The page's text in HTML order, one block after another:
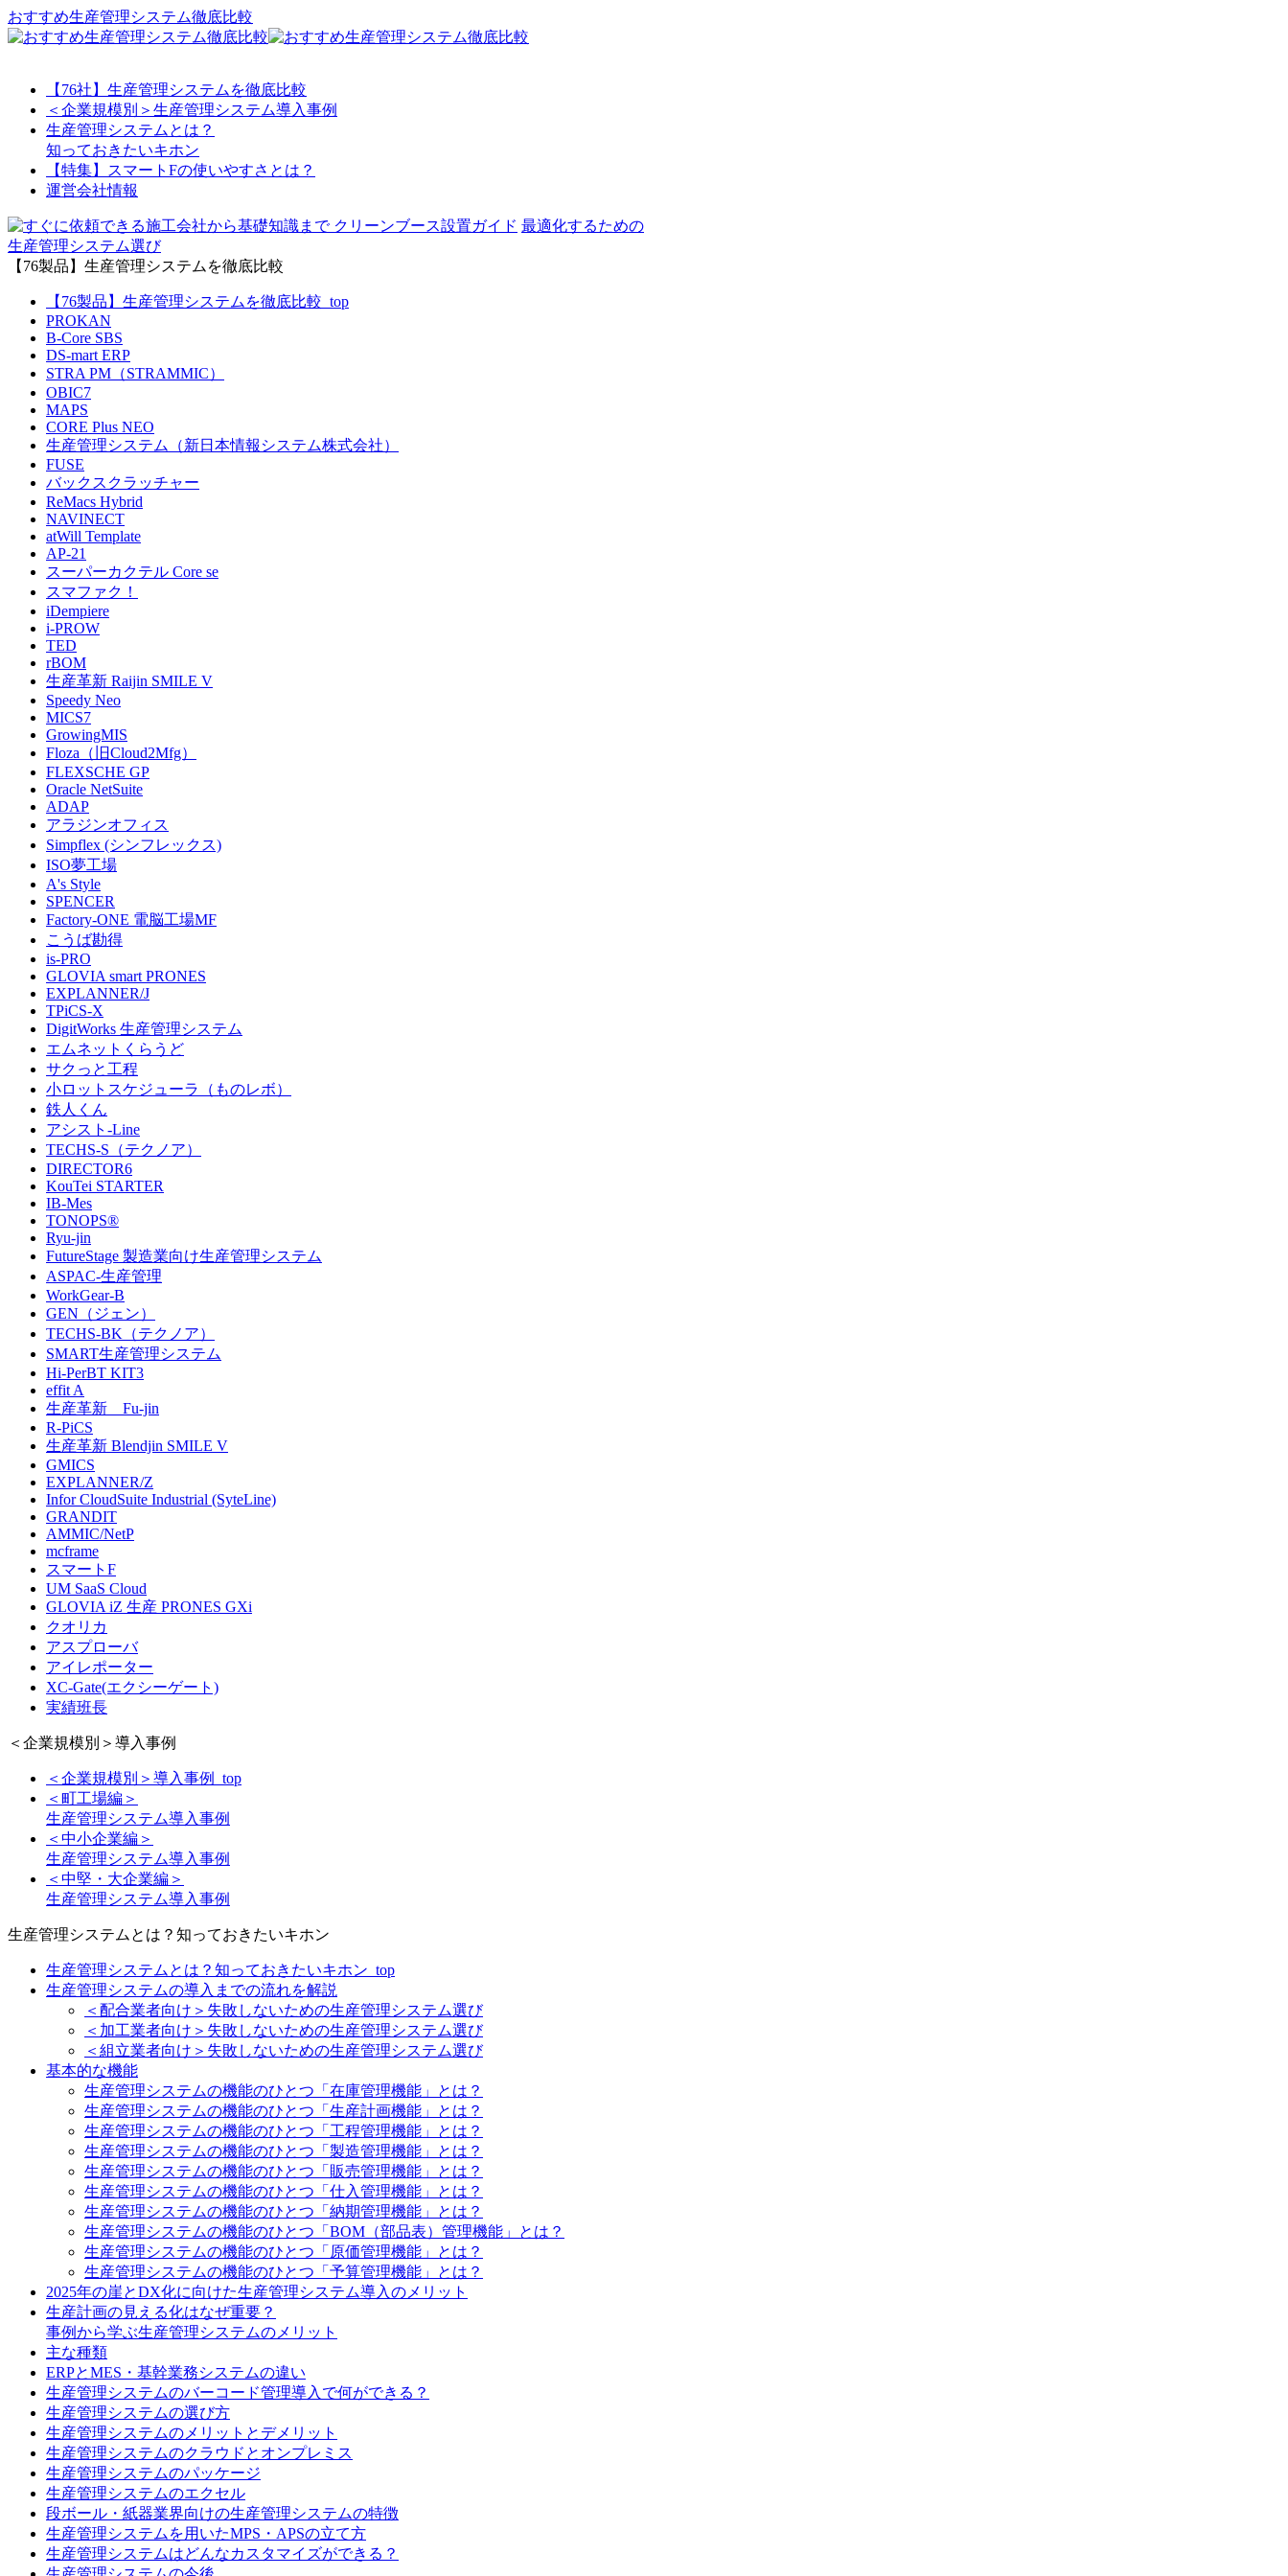
おすすめ生産管理システム徹底比較
【76社】生産管理システムを徹底比較
＜企業規模別＞生産管理システム導入事例
生産管理システムとは？
知っておきたいキホン
【特集】スマートFの使いやすさとは？
運営会社情報
最適化するための
生産管理システム選び
【76製品】生産管理システムを徹底比較
【76製品】生産管理システムを徹底比較_top
PROKAN
B-Core SBS
DS-mart ERP
STRA PM（STRAMMIC）
OBIC7
MAPS
CORE Plus NEO
生産管理システム（新日本情報システム株式会社）
FUSE
バックスクラッチャー
ReMacs Hybrid
NAVINECT
atWill Template
AP-21
スーパーカクテル Core se
スマファク！
iDempiere
i-PROW
TED
rBOM
生産革新 Raijin SMILE V
Speedy Neo
MICS7
GrowingMIS
Floza（旧Cloud2Mfg）
FLEXSCHE GP
Oracle NetSuite
ADAP
アラジンオフィス
Simpflex (シンフレックス)
ISO夢工場
A's Style
SPENCER
Factory-ONE 電脳工場MF
こうば勘得
is-PRO
GLOVIA smart PRONES
EXPLANNER/J
TPiCS-X
DigitWorks 生産管理システム
エムネットくらうど
サクっと工程
小ロットスケジューラ（ものレボ）
鉄人くん
アシスト-Line
TECHS-S（テクノア）
DIRECTOR6
KouTei STARTER
IB-Mes
TONOPS®
Ryu-jin
FutureStage 製造業向け生産管理システム
ASPAC-生産管理
WorkGear-B
GEN（ジェン）
TECHS-BK（テクノア）
SMART生産管理システム
Hi-PerBT KIT3
effit A
生産革新 Fu-jin
R-PiCS
生産革新 Blendjin SMILE V
GMICS
EXPLANNER/Z
Infor CloudSuite Industrial (SyteLine)
GRANDIT
AMMIC/NetP
mcframe
スマートF
UM SaaS Cloud
GLOVIA iZ 生産 PRONES GXi
クオリカ
アスプローバ
アイレポーター
XC-Gate(エクシーゲート)
実績班長
＜企業規模別＞導入事例
＜企業規模別＞導入事例_top
＜町工場編＞
生産管理システム導入事例
＜中小企業編＞
生産管理システム導入事例
＜中堅・大企業編＞
生産管理システム導入事例
生産管理システムとは？知っておきたいキホン
生産管理システムとは？知っておきたいキホン_top
生産管理システムの導入までの流れを解説
＜配合業者向け＞失敗しないための生産管理システム選び
＜加工業者向け＞失敗しないための生産管理システム選び
＜組立業者向け＞失敗しないための生産管理システム選び
基本的な機能
生産管理システムの機能のひとつ「在庫管理機能」とは？
生産管理システムの機能のひとつ「生産計画機能」とは？
生産管理システムの機能のひとつ「工程管理機能」とは？
生産管理システムの機能のひとつ「製造管理機能」とは？
生産管理システムの機能のひとつ「販売管理機能」とは？
生産管理システムの機能のひとつ「仕入管理機能」とは？
生産管理システムの機能のひとつ「納期管理機能」とは？
生産管理システムの機能のひとつ「BOM（部品表）管理機能」とは？
生産管理システムの機能のひとつ「原価管理機能」とは？
生産管理システムの機能のひとつ「予算管理機能」とは？
2025年の崖とDX化に向けた生産管理システム導入のメリット
生産計画の見える化はなぜ重要？
事例から学ぶ生産管理システムのメリット
主な種類
ERPとMES・基幹業務システムの違い
生産管理システムのバーコード管理導入で何ができる？
生産管理システムの選び方
生産管理システムのメリットとデメリット
生産管理システムのクラウドとオンプレミス
生産管理システムのパッケージ
生産管理システムのエクセル
段ボール・紙器業界向けの生産管理システムの特徴
生産管理システムを用いたMPS・APSの立て方
生産管理システムはどんなカスタマイズができる？